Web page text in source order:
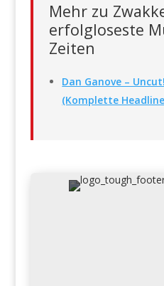
Mehr zu
erfolgloseste
Zeiten
Dan Ganove –
(Komplette